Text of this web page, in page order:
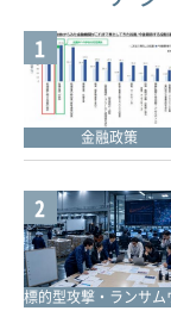
1
金融政策
2